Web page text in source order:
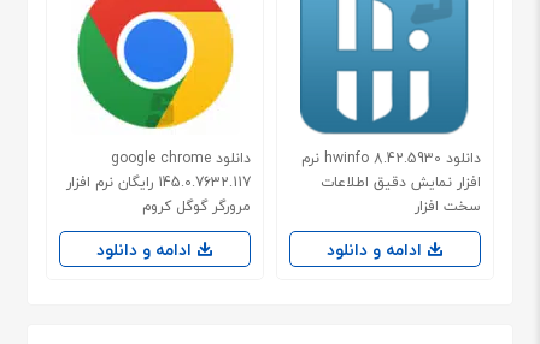
دانلود hwinfo 8.42.5930 نرم
افزار نمایش دقیق اطلاعات
سخت افزار
ادامه و دانلود
دانلود google chrome
145.0.7632.117 رایگان نرم افزار
مرورگر گوگل کروم
ادامه و دانلود